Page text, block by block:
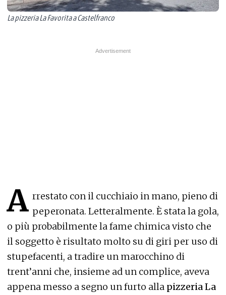
La pizzeria La Favorita a Castelfranco
A rrestato con il cucchiaio in mano, pieno di
peperonata. Letteralmente. È stata la gola,
o più probabilmente la fame chimica visto che
il soggetto è risultato molto su di giri per uso di
stupefacenti, a tradire un marocchino di
trent’anni che, insieme ad un complice, aveva
appena messo a segno un furto alla pizzeria La